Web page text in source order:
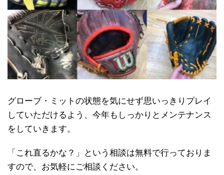
グローブ・ミットの状態を気にせず思いっきりプレイ
していただけるよう、今年もしっかりとメンテナンス
をしていきます。
「これ直るかな？」という相談は無料で行っておりま
すので、お気軽にご相談ください。